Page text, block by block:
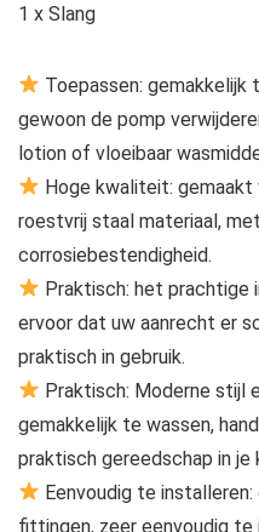
1 x Slang
Toepassen:
gewoon de pomp
lotion of vloeibaar
Hoge kwaliteit: gemaakt
roestvrij staal materiaal,
corrosiebestendigheid.
Praktisch: het prachtige
ervoor dat uw aanrecht er
praktisch in gebruik.
Praktisch: Moderne stijl
gemakkelijk te wassen,
praktisch gereedschap in je
Eenvoudig te
fittingen, zeer eenvoudig